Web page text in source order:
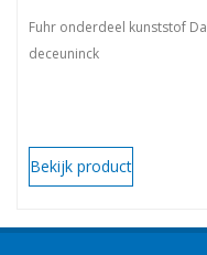
Fuhr onderdeel kunststof
deceuninck
Bekijk product